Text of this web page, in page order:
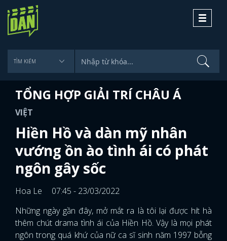
Toggle
TỔNG HỢP GIẢI TRÍ CHÂU Á
VIỆT
Hiền Hồ và dàn mỹ nhân
vướng ồn ào tình ái có phát
ngôn gây sốc
Hoa Le
07:45 - 23/03/2022
Những ngày gần đây, mở mắt ra là tôi lại được hít hà
thêm chút drama tình ái của Hiền Hồ. Vậy là mọi phát
ngôn trong quá khứ của nữ ca sĩ sinh năm 1997 bỗng